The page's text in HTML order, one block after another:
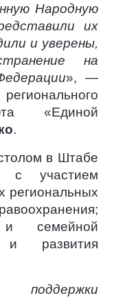
Народную
их
и уверены,
на
», —
«Единой
.
в Штабе
с участием
региональных
и семейной
и развития
поддержки